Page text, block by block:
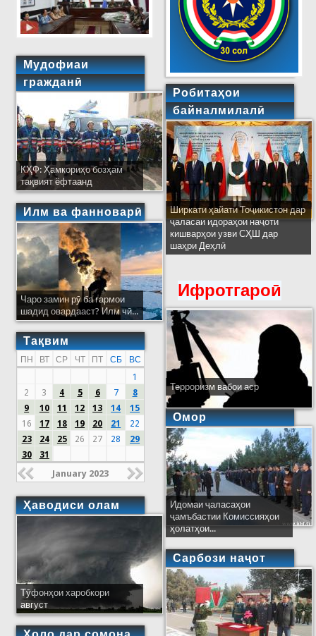
Мудофиаи
гражданӣ
КҲФ: Ҳамкориҳо бозҳам
тақвият ёфтаанд
Илм ва фанноварӣ
Чаро замин рӯ ба гармои
шадид овардааст? Илм чӣ...
Тақвим
ПН ВТ СР ЧТ ПТ СБ
ВС
1
2
3 4 5 6 7
8
9
10 11 12 13 14
15
16
17 18 19 20 21
22
23
24 25 26 27 28
29
30
31
January 2023
Ҳаводиси олам
Тӯфонҳои харобкори
август
Робитаҳои
байналмилалӣ
Ширкати ҳайати Тоҷикистон дар
ҷаласаи идораҳои наҷоти
кишварҳои узви СҲШ дар
шаҳри Деҳлӣ
Ифротгароӣ
Терроризм вабои аср
Омор
Идомаи ҷаласаҳои
ҷамъбастии Комиссияҳои
ҳолатҳои...
Сарбози наҷот